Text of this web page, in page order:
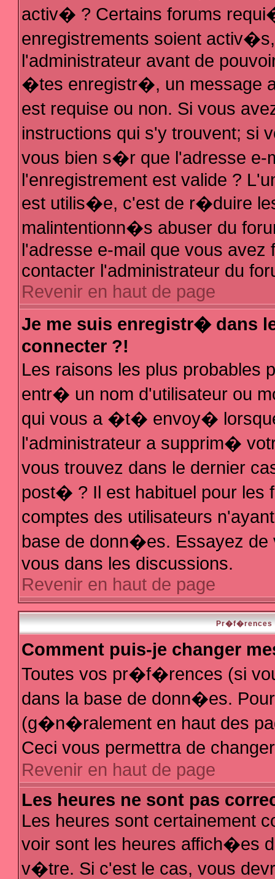
activ� ? Certains forums
enregistrements soient
l'administrateur avant de
�tes enregistr�, un message
est requise ou non. Si vous
instructions qui s'y trouvent;
vous bien s�r que l'adresse e-
l'enregistrement est valide ?
est utilis�e, c'est de r�duire
malintentionn�s abuser du
l'adresse e-mail que vous
contacter l'administrateur du
Revenir en haut de page
Je me suis enregistr� dans
connecter ?!
Les raisons les plus probables
entr� un nom d'utilisateur ou
qui vous a �t� envoy�
l'administrateur a supprim�
vous trouvez dans le dernier
post� ? Il est habituel pour les
comptes des utilisateurs
base de donn�es. Essayez de
vous dans les discussions.
Revenir en haut de page
Pr�f�rences
Comment puis-je changer
Toutes vos pr�f�rences (si
dans la base de donn�es.
(g�n�ralement en haut des
Ceci vous permettra de
Revenir en haut de page
Les heures ne sont pas
Les heures sont certainement
voir sont les heures affich�es
v�tre. Si c'est le cas, vous